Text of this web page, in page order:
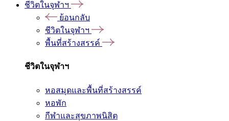
ชีวิตในจุฬาฯ
ย้อนกลับ
ชีวิตในจุฬาฯ
พื้นที่สร้างสรรค์
ชีวิตในจุฬาฯ
หอสมุดและพื้นที่สร้างสรรค์
หอพัก
กีฬาและสุขภาพนิสิต